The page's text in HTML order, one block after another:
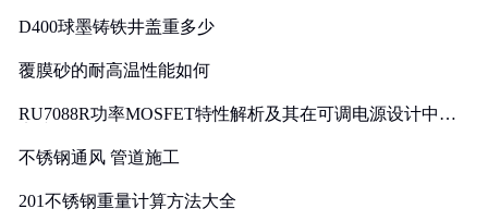
D400球墨铸铁井盖重多少
覆膜砂的耐高温性能如何
RU7088R功率MOSFET特性解析及其在可调电源设计中的
不锈钢通风 管道施工
201不锈钢重量计算方法大全